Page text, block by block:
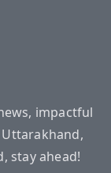
impactful
stay ahead!